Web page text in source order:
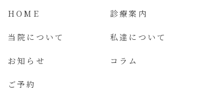
HOME 診療案内
当院について 私達について
お知らせ コラム
ご予約